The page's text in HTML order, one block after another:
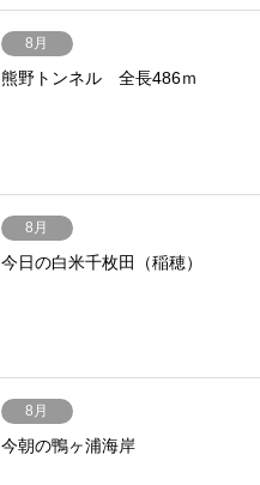
8月
熊野トンネル 全長486ｍ
8月
今日の白米千枚田（稲穂）
8月
今朝の鴨ヶ浦海岸